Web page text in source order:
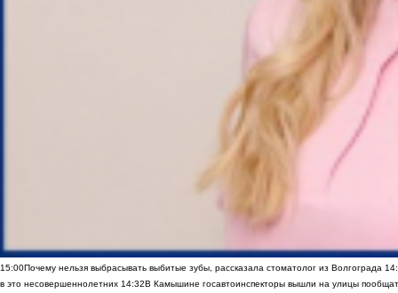
15:00Почему нельзя выбрасывать выбитые зубы, рассказала стоматолог из Волгограда
в это несовершеннолетних 14:32В Камышине госавтоинспекторы вышли на улицы